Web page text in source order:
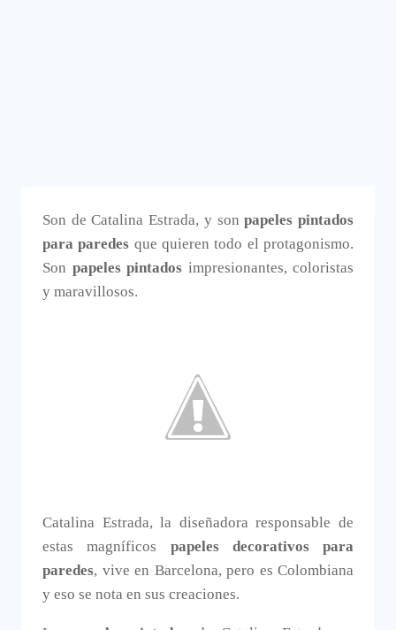
Son de Catalina Estrada, y sonpapeles pintados
para paredes que quieren todo el protagonismo.
Son papeles pintados impresionantes, coloristas
y maravillosos.
Catalina Estrada, la diseñadora responsable de
estas magníficos papeles decorativos para
paredes, vive en Barcelona, pero es Colombiana
y eso se nota en sus creaciones.